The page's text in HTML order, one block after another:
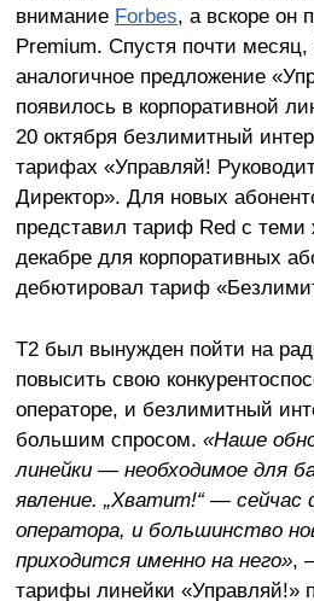
внимание Forbes, а вскоре он
Premium. Спустя почти месяц,
аналогичное предложение
появилось в корпоративной
20 октября безлимитный
тарифах «Управляй!
Директор». Для новых
представил тариф Red с
декабре для корпоративных
дебютировал тариф
T2 был вынужден пойти на
повысить свою
операторе, и безлимитный
большим спросом. «Наше
линейки — необходимое для
явление. „Хватит!“ — сейчас
оператора, и большинство
приходится именно на него»,
тарифы линейки «Управляй!»